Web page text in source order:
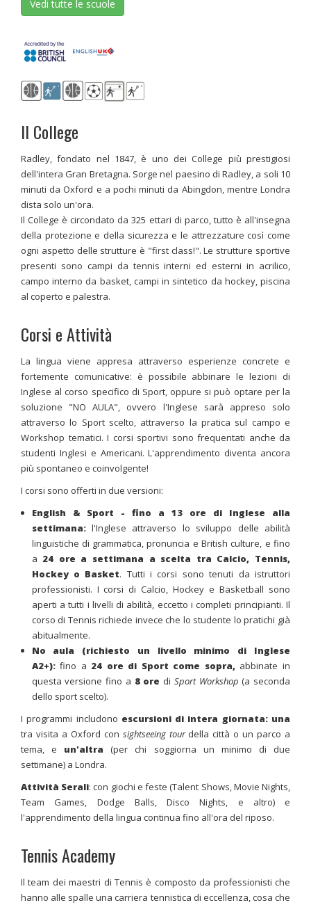
Vedi tutte le scuole
Il College
Radley, fondato nel 1847, è uno dei College più prestigiosi
dell'intera Gran Bretagna. Sorge nel paesino di Radley, a soli 10
minuti da Oxford e a pochi minuti da Abingdon, mentre Londra
dista solo un'ora.
Il College è circondato da 325 ettari di parco, tutto è all'insegna
della protezione e della sicurezza e le attrezzature così come
ogni aspetto delle strutture è "first class!". Le strutture sportive
presenti sono campi da tennis interni ed esterni in acrilico,
campo interno da basket, campi in sintetico da hockey, piscina
al coperto e palestra.
Corsi e Attività
La lingua viene appresa attraverso esperienze concrete e
fortemente comunicative: è possibile abbinare le lezioni di
Inglese al corso specifico di Sport, oppure si può optare per la
soluzione "NO AULA", ovvero l'Inglese sarà appreso solo
attraverso lo Sport scelto, attraverso la pratica sul campo e
Workshop tematici. I corsi sportivi sono frequentati anche da
studenti Inglesi e Americani.L'apprendimento diventa ancora
più spontaneo e coinvolgente!
I corsi sono offerti in due versioni:
English & Sport - fino a 13 ore di Inglese alla
settimana:l'Inglese attraverso lo sviluppo delle abilità
linguistiche di grammatica, pronuncia e British culture, e fino
a 24 ore a settimana a scelta tra Calcio, Tennis,
Hockey o Basket. Tutti i corsi sono tenuti da istruttori
professionisti. I corsi di Calcio, Hockey e Basketball sono
aperti a tutti i livelli di abilità, eccetto i completi principianti. Il
corso di Tennis richiede invece che lo studente lo pratichi già
abitualmente.
No aula (richiesto un livello minimo di Inglese
A2+):fino a 24 ore di Sport come sopra, abbinate in
questa versione fino a 8 ore di Sport Workshop (a seconda
dello sport scelto).
I programmi includono escursioni di intera giornata: una
tra visita a Oxford con sightseeing tourdella città o un parco a
tema, e un'altra (per chi soggiorna un minimo di due
settimane) a Londra.
Attività Serali: con giochi e feste (Talent Shows, Movie Nights,
Team Games, Dodge Balls, Disco Nights, e altro) e
l'apprendimento della lingua continua fino all'ora del riposo.
Tennis Academy
Il team dei maestri di Tennis è composto da professionisti che
hanno alle spalle una carriera tennistica di eccellenza, cosa che